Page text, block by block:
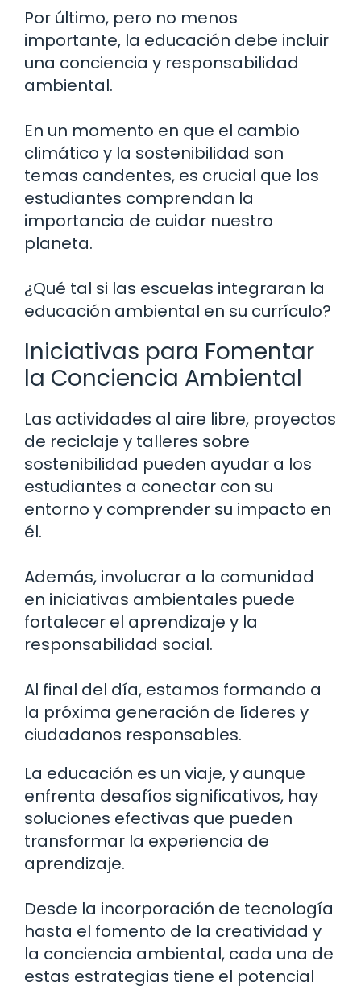
Por último, pero no menos
importante, la educación debe incluir
una conciencia y responsabilidad
ambiental.
En un momento en que el cambio
climático y la sostenibilidad son
temas candentes, es crucial que los
estudiantes comprendan la
importancia de cuidar nuestro
planeta.
¿Qué tal si las escuelas integraran la
educación ambiental en su currículo?
Iniciativas para Fomentar
la Conciencia Ambiental
Las actividades al aire libre, proyectos
de reciclaje y talleres sobre
sostenibilidad pueden ayudar a los
estudiantes a conectar con su
entorno y comprender su impacto en
él.
Además, involucrar a la comunidad
en iniciativas ambientales puede
fortalecer el aprendizaje y la
responsabilidad social.
Al final del día, estamos formando a
la próxima generación de líderes y
ciudadanos responsables.
La educación es un viaje, y aunque
enfrenta desafíos significativos, hay
soluciones efectivas que pueden
transformar la experiencia de
aprendizaje.
Desde la incorporación de tecnología
hasta el fomento de la creatividad y
la conciencia ambiental, cada una de
estas estrategias tiene el potencial